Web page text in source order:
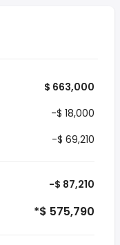
$ 663,000
-$ 18,000
-$ 69,210
-$ 87,210
*$ 575,790